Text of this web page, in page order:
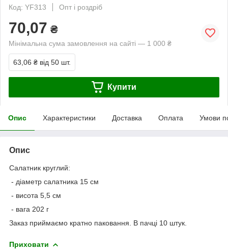
Код: YF313
Опт і роздріб
70,07 ₴
Мінімальна сума замовлення на сайті — 1 000 ₴
63,06 ₴ від 50 шт.
Купити
Опис Характеристики Доставка Оплата Умови
Опис
Салатник круглий:
- діаметр салатника 15 см
- висота 5,5 см
- вага 202 г
Заказ приймаємо кратно паковання. В пачці 10 штук.
Приховати